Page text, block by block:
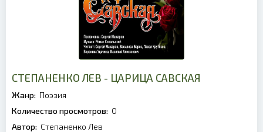
СТЕПАНЕНКО ЛЕВ - ЦАРИЦА САВСКАЯ
Жанр: Поэзия
Количество просмотров: 0
Автор: Степаненко Лев